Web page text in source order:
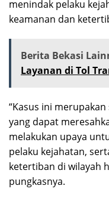
menindak pelaku
keamanan dan
Berita Bekasi
Layanan di Tol
“Kasus ini
yang dapat
melakukan upaya
pelaku kejahatan,
ketertiban di wilayah
pungkasnya.